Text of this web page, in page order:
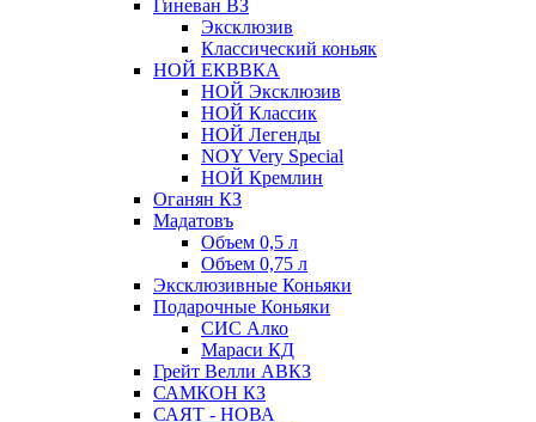
Гиневан ВЗ
Эксклюзив
Классический коньяк
НОЙ ЕКВВКА
НОЙ Эксклюзив
НОЙ Классик
НОЙ Легенды
NOY Very Speсial
НОЙ Кремлин
Оганян КЗ
Мадатовъ
Объем 0,5 л
Объем 0,75 л
Эксклюзивные Коньяки
Подарочные Коньяки
СИС Алко
Мараси КД
Грейт Велли АВКЗ
САМКОН КЗ
САЯТ - НОВА